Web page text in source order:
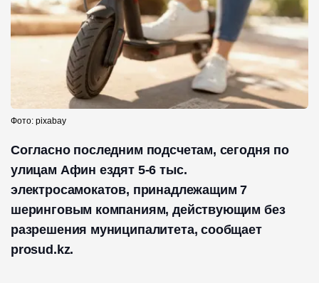
Фото: pixabay
Согласно последним подсчетам, сегодня по
улицам Афин ездят 5-6 тыс.
электросамокатов, принадлежащим 7
шеринговым компаниям, действующим без
разрешения муниципалитета, сообщает
prosud.kz.